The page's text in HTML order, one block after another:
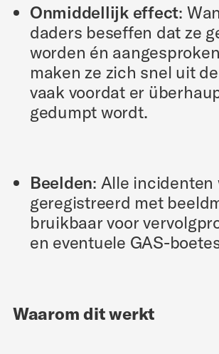
Onmiddellijk effect:
daders beseffen dat ze
worden én
maken ze zich snel uit
vaak voordat er
gedumpt wordt.
Beelden: Alle incidenten
geregistreerd met
bruikbaar voor
en eventuele GAS-
Waarom dit werkt